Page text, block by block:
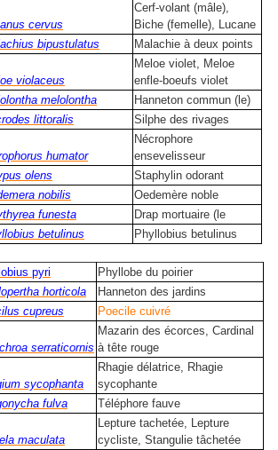
cervus
Cerf-volant (mâle),
Biche (femelle), Lucane
bipustulatus Malachie à deux points
violaceus
Meloe violet, Meloe
enfle-boeufs violet
melolontha
Hanneton commun (le)
littoralis Silphe des rivages
humator
Nécrophore
ensevelisseur
olens
Staphylin odorant
nobilis
Oedemère noble
funesta
Drap mortuaire (le
betulinus Phyllobius betulinus
pyri
Phyllobe du poirier
horticola
Hanneton des jardins
cupreus Poecile cuivré
serraticornis
Mazarin des écorces, Cardinal
à tête rouge
sycophanta
Rhagie délatrice, Rhagie
sycophante
fulva Téléphore fauve
maculata
Lepture tachetée, Lepture
cycliste, Stangulie tâchetée